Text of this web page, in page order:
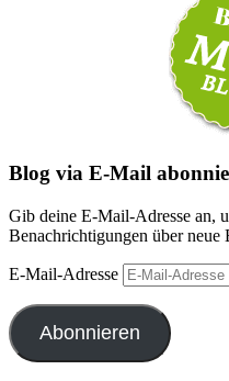
Blog via E-Mail
Gib deine E-Mail-Adresse an,
Benachrichtigungen über
E-Mail-Adresse
Abonnieren